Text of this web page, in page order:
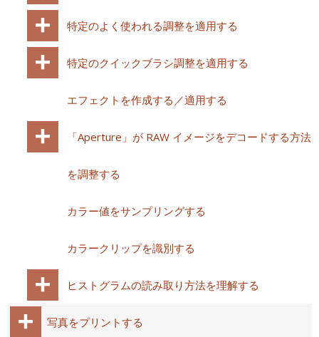
特定のよく使われる調整を適用する
特定のクイックブラシ調整を適用する
エフェクトを作成する／適用する
「Aperture」が RAW イメージをデコードする方法
を調整する
カラー値をサンプリングする
カラークリップを識別する
ヒストグラムの読み取り方法を理解する
写真をプリントする